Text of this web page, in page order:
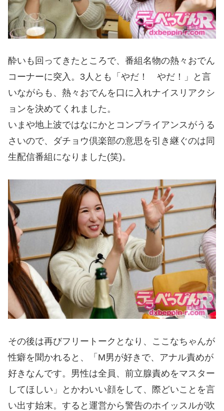
酔いも回ってきたところで、番組名物の熱々おでん
コーナーに突入。3人とも「やだ！ やだ！」と言
いながらも、熱々おでんを口に入れナイスリアクシ
ョンを決めてくれました。
いまや地上波ではなにかとコンプライアンスがうる
さいので、ダチョウ倶楽部の意思を引き継ぐのは同
生配信番組になりました(笑)。
その後は再びフリートークとなり、ここなちゃんが
性癖を聞かれると、「M男が好きで、アナル責めが
好きなんです。男性は全員、前立腺責めをマスター
してほしい」とかわいい顔をして、際どいことを言
い出す始末。すると運営から警告のホイッスルが吹